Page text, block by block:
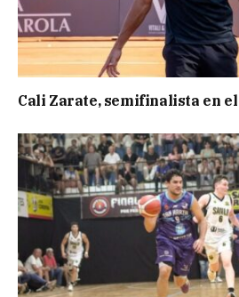
Cali Zarate, semifinalista en